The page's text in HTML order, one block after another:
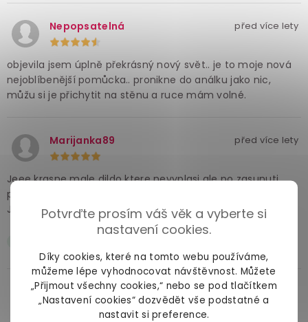
Potvrďte prosím váš věk a vyberte si
nastavení cookies.
Díky cookies, které na tomto webu používáme,
můžeme lépe vyhodnocovat návštěvnost. Můžete
„Přijmout všechny cookies,“ nebo se pod tlačítkem
„Nastavení cookies“ dozvědět vše podstatné a
nastavit si preference.
Nepopsatelná před více lety
objevila jsem úplně překrásný nový svět.. je to moje nová
nejoblíbenější pomůcka.. pronikne do análku jako nic,
můžu si je přichytit na stěnu a ruce mám volné.
Marijanka89 před více lety
Jeee krasne male dildo ktere nevyplasi ale po zasunuti
prijemne vyplni. Nevoni po fialkach ale jedno dildo Crystal
Jellies uz jsem měla takze jsem na to byla pripravena.
Zobrazit všechny recenze